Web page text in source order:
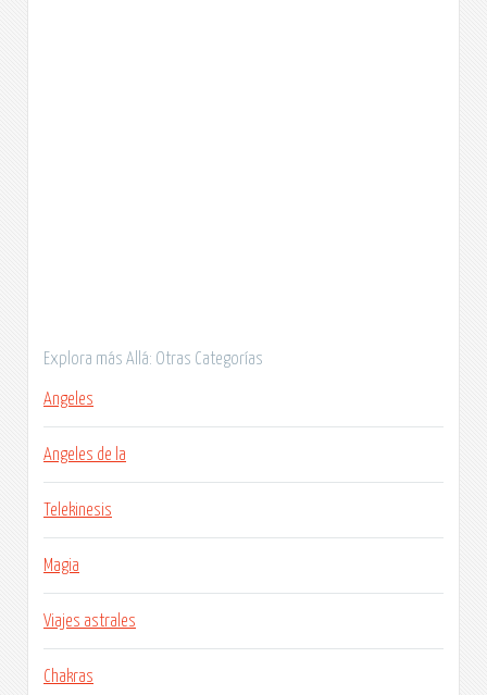
Explora más Allá: Otras Categorías
Angeles
Angeles de la
Telekinesis
Magia
Viajes astrales
Chakras